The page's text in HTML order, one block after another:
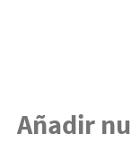
Añadir